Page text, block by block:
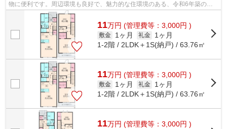
物に便利です。周辺環境も良好で、魅力的な住環境のある、令和6年築の物
件です。こちらの物件はアパートです...
11万円 (管理費等：3,000円 )
敷金 1ヶ月 礼金
1ヶ月
1-2階 / 2LDK＋1S(納戸) / 63.76㎡
11万円 (管理費等：3,000円 )
敷金 1ヶ月 礼金
1ヶ月
1-2階 / 2LDK＋1S(納戸) / 63.76㎡
11万円 (管理費等：3,000円 )